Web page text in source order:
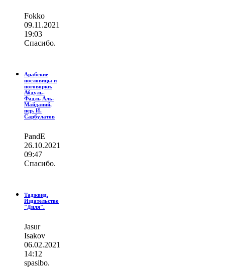
Fokko
09.11.2021
19:03
Спасибо.
Арабские
пословицы и
поговорки.
Абдуль-
Фадль Аль-
Майданий,
пер. И.
Сарбулатов
PandE
26.10.2021
09:47
Спасибо.
Таджвид.
Издательство
"Диля".
Jasur
Isakov
06.02.2021
14:12
spasibo.